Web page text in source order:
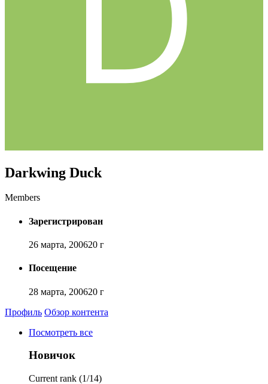
Darkwing Duck
Members
Зарегистрирован
26 марта, 200620 г
Посещение
28 марта, 200620 г
Профиль Обзор контента
Посмотреть все
Новичок
Current rank (1/14)